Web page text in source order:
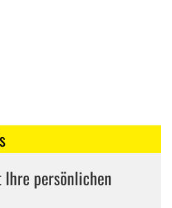
persönlichen